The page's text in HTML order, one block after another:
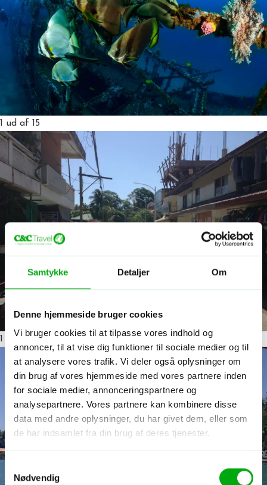
Samtykke Detaljer Om
Denne hjemmeside bruger cookies
Vi bruger cookies til at tilpasse vores indhold og
annoncer, til at vise dig funktioner til sociale medier og til
at analysere vores trafik. Vi deler også oplysninger om
din brug af vores hjemmeside med vores partnere inden
for sociale medier, annonceringspartnere og
analysepartnere. Vores partnere kan kombinere disse
data med andre oplysninger, du har givet dem, eller som
de har indsamlet fra din brug af deres tjenester.
Nødvendig
1 ud af 15
1 ud af 15